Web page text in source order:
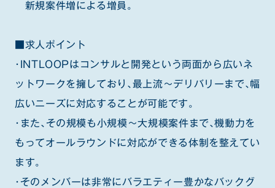
新規案件増による増員。
■求人ポイント
・INTLOOPはコンサルと開発という両面から広いネ
ットワークを擁しており、最上流～デリバリーまで、幅
広いニーズに対応することが可能です。
・また、その規模も小規模～大規模案件まで、機動力を
もってオールラウンドに対応ができる体制を整えてい
ます。
・そのメンバーは非常にバラエティー豊かなバックグ